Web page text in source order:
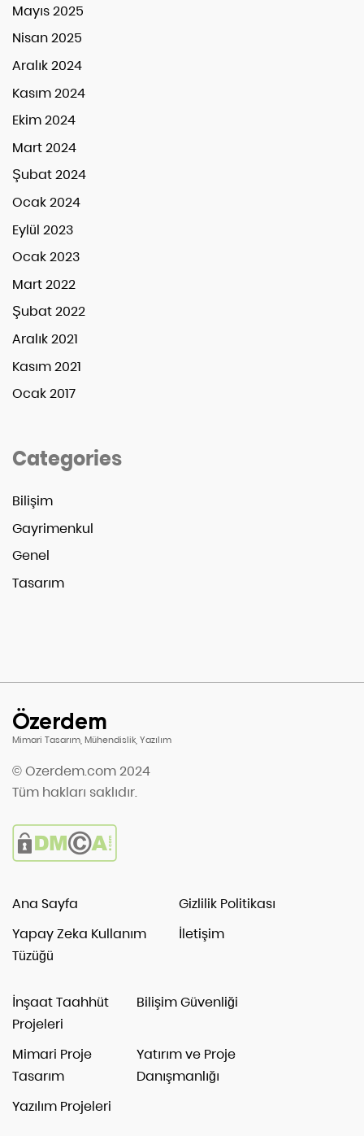
Mayıs 2025
Nisan 2025
Aralık 2024
Kasım 2024
Ekim 2024
Mart 2024
Şubat 2024
Ocak 2024
Eylül 2023
Ocak 2023
Mart 2022
Şubat 2022
Aralık 2021
Kasım 2021
Ocak 2017
Categories
Bilişim
Gayrimenkul
Genel
Tasarım
Özerdem
Mimari Tasarım, Mühendislik, Yazılım
© Ozerdem.com 2024
Tüm hakları saklıdır.
Ana Sayfa
Gizlilik Politikası
Yapay Zeka Kullanım
Tüzüğü
İletişim
İnşaat Taahhüt
Projeleri
Bilişim Güvenliği
Mimari Proje
Tasarım
Yatırım ve Proje
Danışmanlığı
Yazılım Projeleri